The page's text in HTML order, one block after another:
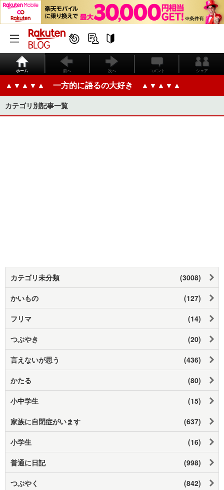
ホーム 前へ 次へ コメント シェア
▲▼▲▼▲ 一方的に語るの大好き ▲▼▲▼▲
カテゴリ別記事一覧
カテゴリ未分類 (3008)
かいもの (127)
フリマ (14)
つぶやき (20)
言えないが思う (436)
かたる (80)
小中学生 (15)
家族に自閉症がいます (637)
小学生 (16)
普通に日記 (998)
つぶやく (842)